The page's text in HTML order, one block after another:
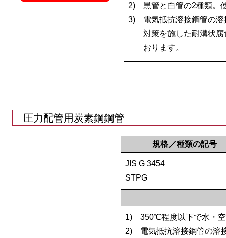
2)
黒管と白管の2種類。
3)
電気抵抗溶接鋼管の
対策を施した耐溝状
おります。
圧力配管用炭素鋼鋼管
規格／種類の記号
JIS G 3454
STPG
1)
350℃程度以下で水・
2)
電気抵抗溶接鋼管の溶